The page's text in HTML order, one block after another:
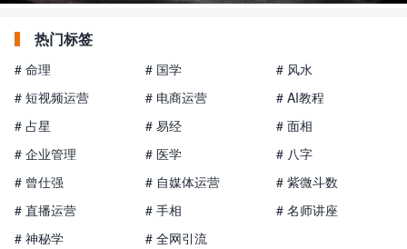
热门标签
# 命理 # 国学
# 风水
# 短视频运营
# 电商运营
# AI教程
# 占星
# 易经
# 面相
# 企业管理
# 医学
# 八字
# 曾仕强
# 自媒体运营
# 紫微斗数
# 直播运营
# 手相
# 名师讲座
# 神秘学
# 全网引流